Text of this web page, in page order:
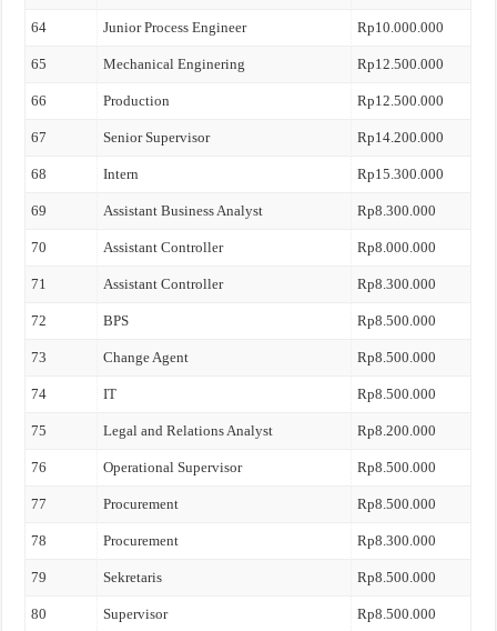
64 Junior Process Engineer Rp10.000.000
65 Mechanical Enginering Rp12.500.000
66 Production Rp12.500.000
67 Senior Supervisor Rp14.200.000
68 Intern Rp15.300.000
69 Assistant Business Analyst Rp8.300.000
70 Assistant Controller Rp8.000.000
71 Assistant Controller Rp8.300.000
72 BPS Rp8.500.000
73 Change Agent Rp8.500.000
74 IT Rp8.500.000
75 Legal and Relations Analyst Rp8.200.000
76 Operational Supervisor Rp8.500.000
77 Procurement Rp8.500.000
78 Procurement Rp8.300.000
79 Sekretaris Rp8.500.000
80 Supervisor Rp8.500.000